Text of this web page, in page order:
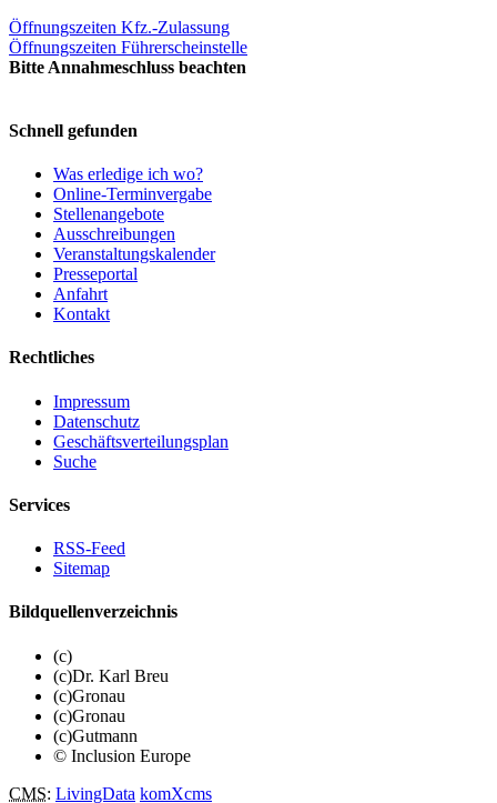
Öffnungszeiten Kfz.-Zulassung
Öffnungszeiten Führerscheinstelle
Bitte Annahmeschluss beachten
Schnell gefunden
Was erledige ich wo?
Online-Terminvergabe
Stellenangebote
Ausschreibungen
Veranstaltungskalender
Presseportal
Anfahrt
Kontakt
Rechtliches
Impressum
Datenschutz
Geschäftsverteilungsplan
Suche
Services
RSS-Feed
Sitemap
Bildquellenverzeichnis
(c)
(c)Dr. Karl Breu
(c)Gronau
(c)Gronau
(c)Gutmann
© Inclusion Europe
CMS: LivingData komXcms